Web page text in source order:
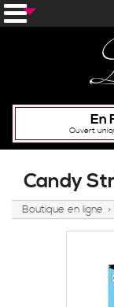
En
Ouvert
Candy
Boutique en ligne >